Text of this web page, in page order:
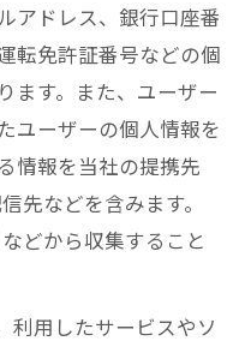
アドレス、銀行口座番
転免許証番号などの個
ます。また、ユーザー
ユーザーの個人情報を
情報を当社の提携先
先などを含みます。
どから収集すること
利用したサービスやソ